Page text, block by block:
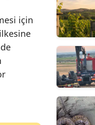
için